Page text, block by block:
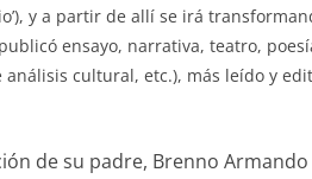
y a partir de allí se irá
ensayo, narrativa, teatro,
cultural, etc.), más leído y